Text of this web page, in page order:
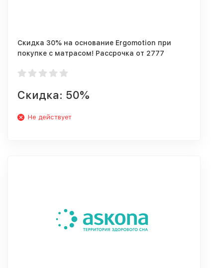
Скидка 30% на основание Ergomotion при
покупке с матрасом! Рассрочка от 2777
Скидка: 50%
Не действует